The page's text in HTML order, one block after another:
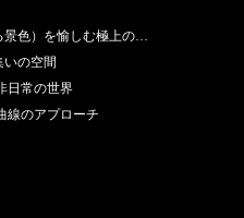
色）を愉しむ極上の…
いの空間
日常の世界
線のアプローチ